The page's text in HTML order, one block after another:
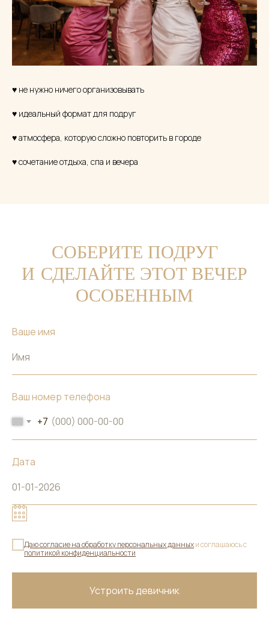
♥ не нужно ничего организовывать
♥ идеальный формат для подруг
♥ атмосфера, которую сложно повторить в городе
♥ сочетание отдыха, спа и вечера
СОБЕРИТЕ ПОДРУГ
И СДЕЛАЙТЕ ЭТОТ ВЕЧЕР
ОСОБЕННЫМ
Ваше имя
Ваш номер телефона
+7
Дата
Даю согласие на обработку персональных данныхи соглашаюсь c
политикой конфиденциальности
Устроить девичник